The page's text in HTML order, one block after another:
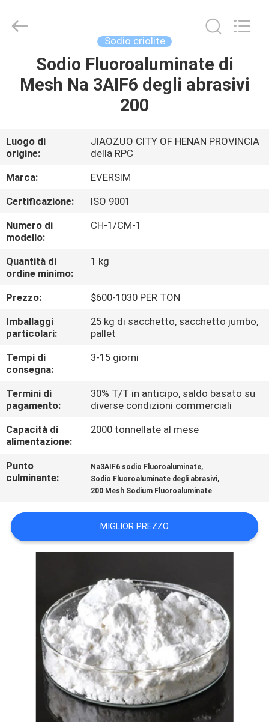
CASA.
VIDEO
SU
DI
NOI
VISITA
ALLA
FABBRICA
CONTROLLO
DELLA
QUALITÀ
CONTATTACI
CHIEDI UN
PREVENTIVO
POLITICA
SULLA
RISERVATEZZA
Imp.&Exp.Co.,Ltd.
Sodio criolite
Sodio Fluoroaluminate di
Mesh Na 3AIF6 degli abrasivi
200
Luogo di
origine:
JIAOZUO CITY OF HENAN PROVINCIA
della RPC
Marca:
EVERSIM
Certificazione:
ISO 9001
Numero di
modello:
CH-1/CM-1
Quantità di
ordine minimo:
1 kg
Prezzo:
$600-1030 PER TON
Imballaggi
particolari:
25 kg di sacchetto, sacchetto jumbo,
pallet
Tempi di
consegna:
3-15 giorni
Termini di
pagamento:
30% T/T in anticipo, saldo basato su
diverse condizioni commerciali
Capacità di
alimentazione:
2000 tonnellate al mese
Punto
culminante:
Na3AIF6 sodio Fluoroaluminate,
Sodio Fluoroaluminate degli abrasivi,
200 Mesh Sodium Fluoroaluminate
MIGLIOR PREZZO